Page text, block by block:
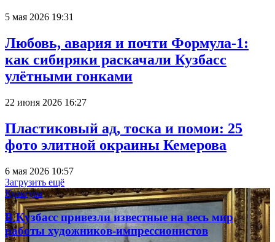
5 мая 2026 19:31
Любовь, авария и почти Формула-1:
как сибиряки раскачали Кузбасс
улётными гонками
22 июня 2026 16:27
Пластиковый ад, тоска и помои: 25
фото элитной окраины Кемерова
6 мая 2026 10:57
Загрузить ещё
Культура
В Кузбасс привезли известные на весь мир
работы художников-импрессионистов